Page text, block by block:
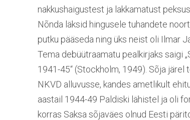
nakkushaigustest ja lakkamatust
Nõnda läksid hingusele tuhandete
putku pääseda ning üks neist oli Ilmar
Tema debüütraamatu pealkirjaks saigi
1941-45“ (Stockholm, 1949). Sõja
NKVD alluvusse, kandes ametlikult
aastail 1944-49 Paldiski lähistel ja oli
korras Saksa sõjaväes olnud Eesti